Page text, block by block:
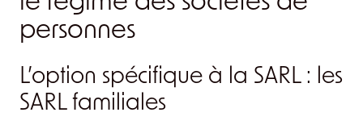
personnes
L’option spécifique à la SARL : les
SARL familiales